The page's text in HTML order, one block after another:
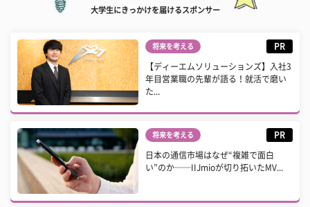
大学生にきっかけを届けるスポンサー
将来を考える PR
【ディーエムソリューションズ】入社3
年目営業職の先輩が語る！就活で磨い
た...
将来を考える PR
日本の通信市場はなぜ“複雑で面白
い”のか──IIJmioが切り拓いたMV...